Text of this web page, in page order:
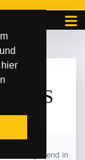
AUS
Freitagabend in